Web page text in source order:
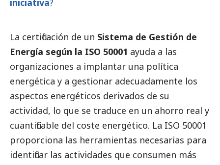
La certificación de un Sistema de Gestión de
Energía según la ISO 50001 ayuda a las
organizaciones a implantar una política
energética y a gestionar adecuadamente los
aspectos energéticos derivados de su
actividad, lo que se traduce en un ahorro real y
cuantificable del coste energético. La ISO 50001
proporciona las herramientas necesarias para
identificar las actividades que consumen más